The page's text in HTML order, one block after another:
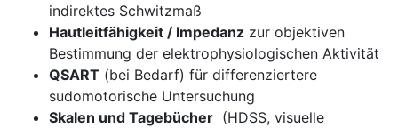
indirektes Schwitzmaß
Hautleitfähigkeit / Impedanz zur objektiven
Bestimmung der elektrophysiologischen Aktivität
QSART (bei Bedarf) für differenziertere
sudomotorische Untersuchung
Skalen und Tagebücher ⁤ (HDSS, ‌visuelle​